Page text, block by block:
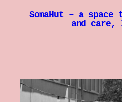
SomaHut – a
and